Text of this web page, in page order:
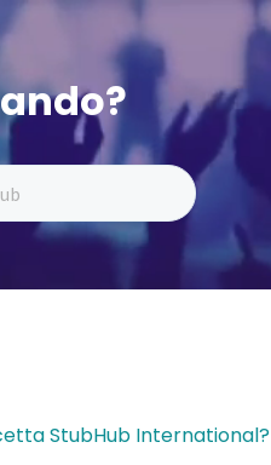
StubHub International?